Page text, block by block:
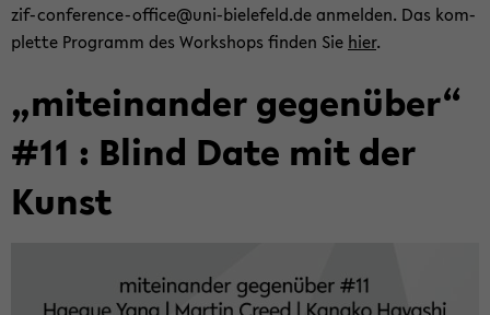
zif-​conference-office@uni-​bielefeld.de an­mel­den. Das kom­
plet­te Pro­gramm des Work­shops fin­den Sie hier.
„mit­ein­an­der ge­gen­über“
#11 : Blind Date mit der
Kunst